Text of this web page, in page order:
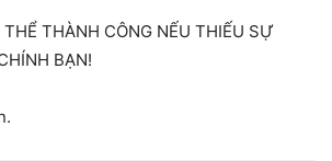
THÀNH CÔNG NẾU THIẾU SỰ
BẠN!